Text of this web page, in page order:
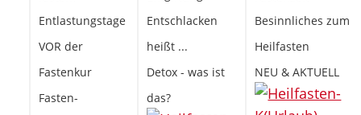
Entlastungstage
VOR der
Fastenkur
Fasten-
Entschlacken
heißt ...
Detox - was ist
das?
Besinnliches zum
Heilfasten
NEU & AKTUELL